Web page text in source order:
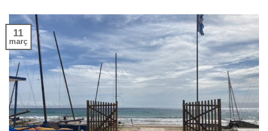
11
març